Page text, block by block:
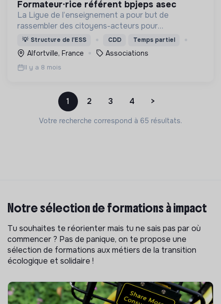
formateur·rice référent bpjeps asec
La Ligue de l’enseignement a pour but de
rassembler des citoyens-acteurs pour
transformer la société par l’éducation, la culture et
l’action collective.
💡 Structure de l’ESS CDD Temps partiel
Alfortville, France Associations
Il y a 8 mois
1 2 3 4 >
Votre recherche correspond à 65 résultats.
Notre sélection de formations à impact
Tu souhaites te réorienter mais tu ne sais pas par où
commencer ? Pas de panique, on te propose une
sélection de formations aux métiers de la transition
écologique et solidaire !